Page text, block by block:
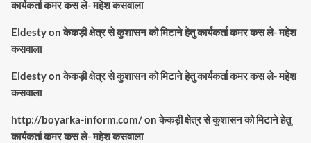
कार्यकर्ता कमर कस ले- महेश कसवाला
Eldestyonकेकड़ी क्षेत्र से कुशासन को मिटाने हेतु कार्यकर्ता कमर कस ले- महेश
कसवाला
Eldestyonकेकड़ी क्षेत्र से कुशासन को मिटाने हेतु कार्यकर्ता कमर कस ले- महेश
कसवाला
http://boyarka-inform.com/onकेकड़ी क्षेत्र से कुशासन को मिटाने हेतु
कार्यकर्ता कमर कस ले- महेश कसवाला